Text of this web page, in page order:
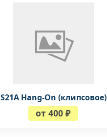
S21A Hang-On (клипсовое)
от 400 ₽